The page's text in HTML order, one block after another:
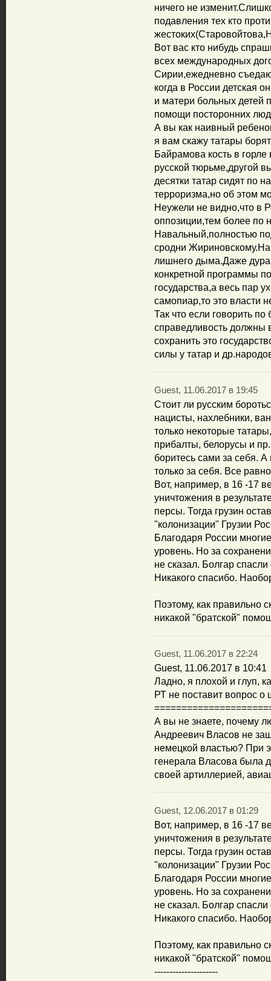
ничего не
подавления тех кто
Вот вас кто нибудь
всех международных
Сирии,ежедневно
когда в России детская
и матери больных детей
помощи посторонних
А вы как наивный
я вам скажу татары
Байрамова кость в
русской тюрьме,другой
десятки татар сидят по
терроризма,но об этом
Неужели не видно,что в
оппозиции,тем более
Навальный,полностью
сродни
лишнего дыма.Даже
конкретной программы
государства,а весь пар
самопиар,то это власти
Так что если говорить
справедливость должны
сохранить это
силы у татар и
Guest, 11.06.2017 в 19:45
Стоит ли русским
нацисты, нахлебники,
только некоторые
прибалты, белорусы и
боритесь сами за себя.
только за себя. Все
Вот, например, в 16 -17
уничтожения в
персы. Тогда грузин
"колонизации" Грузии
Благодаря России
уровень. Но за
не сказал. Болгар
Никакого спасибо.
Поэтому, как правильно
никакой "братской"
Guest, 11.06.2017 в 22:24
Guest, 11.06.2017 в 10:41
Ладно, я плохой и глуп,
РТ не поставит вопрос
А вы не знаете, почему
Андреевич Власов не
немецкой властью? При
генерала Власова была
своей артиллерией,
Guest, 12.06.2017 в 01:29
Вот, например, в 16 -17
уничтожения в
персы. Тогда грузин
"колонизации" Грузии
Благодаря России
уровень. Но за
не сказал. Болгар
Никакого спасибо.
Поэтому, как правильно
никакой "братской"
---------------------